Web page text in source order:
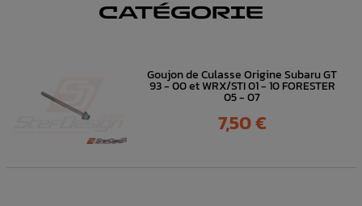
CATÉGORIE
Goujon de Culasse Origine Subaru GT
93 - 00 et WRX/STI 01 - 10 FORESTER
05 - 07
Prix
7,50 €